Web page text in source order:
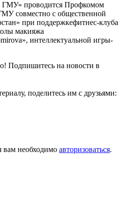
ГМУ» проводится Профкомом
совместно с общественной
при поддержкефитнес-клуба
макияжа
интеллектуальной игры-
Подпишитесь на новости в
поделитесь им с друзьями:
вам необходимо авторизоваться.